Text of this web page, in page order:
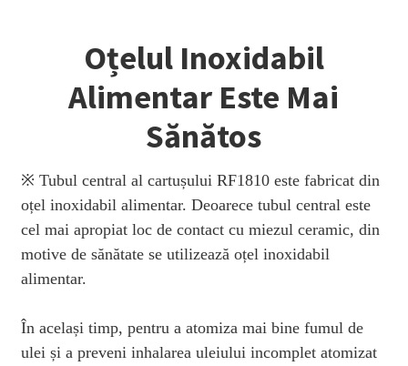
Oțelul Inoxidabil
Alimentar Este Mai
Sănătos
※ Tubul central al cartușului RF1810 este fabricat din
oțel inoxidabil alimentar. Deoarece tubul central este
cel mai apropiat loc de contact cu miezul ceramic, din
motive de sănătate se utilizează oțel inoxidabil
alimentar.
În același timp, pentru a atomiza mai bine fumul de
ulei și a preveni inhalarea uleiului incomplet atomizat